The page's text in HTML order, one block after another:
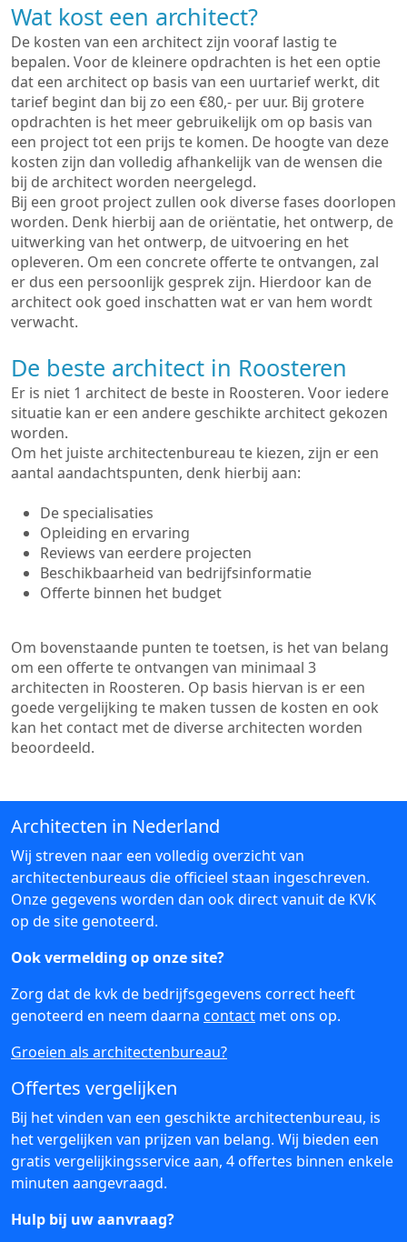
Wat kost een architect?
De kosten van een architect zijn vooraf lastig te
bepalen. Voor de kleinere opdrachten is het een optie
dat een architect op basis van een uurtarief werkt, dit
tarief begint dan bij zo een €80,- per uur. Bij grotere
opdrachten is het meer gebruikelijk om op basis van
een project tot een prijs te komen. De hoogte van deze
kosten zijn dan volledig afhankelijk van de wensen die
bij de architect worden neergelegd.
Bij een groot project zullen ook diverse fases doorlopen
worden. Denk hierbij aan de oriëntatie, het ontwerp, de
uitwerking van het ontwerp, de uitvoering en het
opleveren. Om een concrete offerte te ontvangen, zal
er dus een persoonlijk gesprek zijn. Hierdoor kan de
architect ook goed inschatten wat er van hem wordt
verwacht.
De beste architect in Roosteren
Er is niet 1 architect de beste in Roosteren. Voor iedere
situatie kan er een andere geschikte architect gekozen
worden.
Om het juiste architectenbureau te kiezen, zijn er een
aantal aandachtspunten, denk hierbij aan:
De specialisaties
Opleiding en ervaring
Reviews van eerdere projecten
Beschikbaarheid van bedrijfsinformatie
Offerte binnen het budget
Om bovenstaande punten te toetsen, is het van belang
om een offerte te ontvangen van minimaal 3
architecten in Roosteren. Op basis hiervan is er een
goede vergelijking te maken tussen de kosten en ook
kan het contact met de diverse architecten worden
beoordeeld.
Architecten in Nederland
Wij streven naar een volledig overzicht van
architectenbureaus die officieel staan ingeschreven.
Onze gegevens worden dan ook direct vanuit de KVK
op de site genoteerd.
Ook vermelding op onze site?
Zorg dat de kvk de bedrijfsgegevens correct heeft
genoteerd en neem daarna contact met ons op.
Groeien als architectenbureau?
Offertes vergelijken
Bij het vinden van een geschikte architectenbureau, is
het vergelijken van prijzen van belang. Wij bieden een
gratis vergelijkingsservice aan, 4 offertes binnen enkele
minuten aangevraagd.
Hulp bij uw aanvraag?